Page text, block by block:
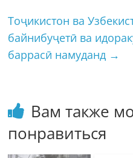
Тоҷикистон ва
байнибуҷетӣ ва
баррасӣ намуданд →
Вам также
понравиться